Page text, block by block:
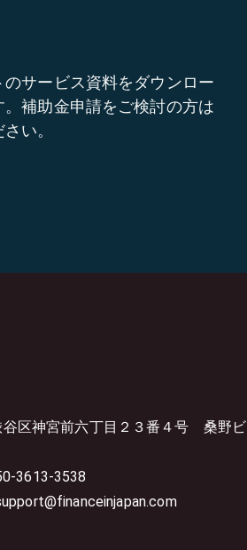
サービス資料をダウンロー
。補助金申請をご検討の方は
い。
谷区神宮前六丁目２３番４号 桑野ビ
3613-3538